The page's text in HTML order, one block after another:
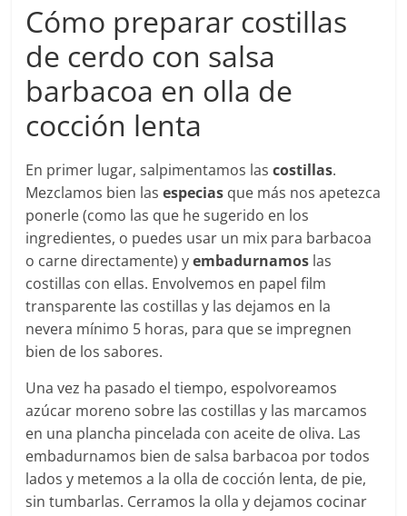
Cómo preparar costillas
de cerdo con salsa
barbacoa en olla de
cocción lenta
En primer lugar, salpimentamos lascostillas.
Mezclamos bien lasespecias que más nos apetezca
ponerle (como las que he sugerido en los
ingredientes, o puedes usar un mix para barbacoa
o carne directamente) yembadurnamos las
costillas con ellas. Envolvemos en papel film
transparente las costillas y las dejamos en la
nevera mínimo 5 horas, para que se impregnen
bien de los sabores.
Una vez ha pasado el tiempo, espolvoreamos
azúcar moreno sobre las costillas y las marcamos
en una plancha pincelada con aceite de oliva. Las
embadurnamos bien de salsa barbacoa por todos
lados y metemos a la olla de cocción lenta, de pie,
sin tumbarlas. Cerramos la olla y dejamos cocinar